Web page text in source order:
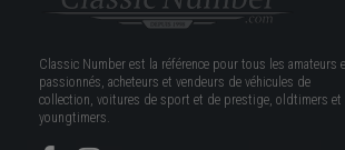
Classic Number est la référence pour tous les amateurs
passionnés, acheteurs et vendeurs de véhicules de
collection, voitures de sport et de prestige, oldtimers et
youngtimers.